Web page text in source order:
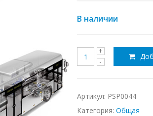
В наличии
Артикул: PSP0044
Категория: Общая